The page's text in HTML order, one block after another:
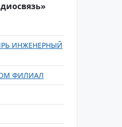
ИНЖЕНЕРНЫЙ
ФИЛИАЛ